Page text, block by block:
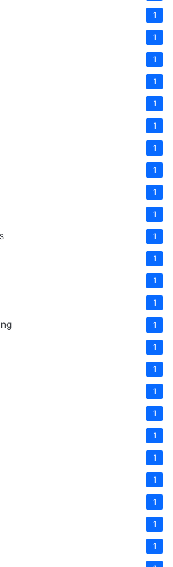
1
1
1
1
1
1
1
1
1
1
1
1
1
1
1
1
1
1
1
1
1
1
1
1
1